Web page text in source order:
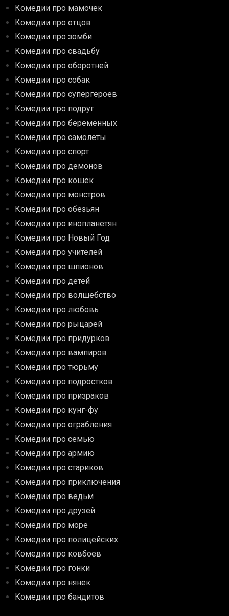
Комедии про мамочек
Комедии про отцов
Комедии про зомби
Комедии про свадьбу
Комедии про оборотней
Комедии про собак
Комедии про супергероев
Комедии про подруг
Комедии про беременных
Комедии про самолеты
Комедии про спорт
Комедии про демонов
Комедии про кошек
Комедии про монстров
Комедии про обезьян
Комедии про инопланетян
Комедии про Новый Год
Комедии про учителей
Комедии про шпионов
Комедии про детей
Комедии про волшебство
Комедии про любовь
Комедии про рыцарей
Комедии про придурков
Комедии про вампиров
Комедии про тюрьму
Комедии про подростков
Комедии про призраков
Комедии про кунг-фу
Комедии про ограбления
Комедии про семью
Комедии про армию
Комедии про стариков
Комедии про приключения
Комедии про ведьм
Комедии про друзей
Комедии про море
Комедии про полицейских
Комедии про ковбоев
Комедии про гонки
Комедии про нянек
Комедии про бандитов